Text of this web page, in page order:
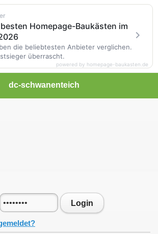
dc-schwanenteich
Login
besten Homepage-Baukästen im
die beliebtesten Anbieter verglichen.
überrascht.
powered by homepage-baukasten.de